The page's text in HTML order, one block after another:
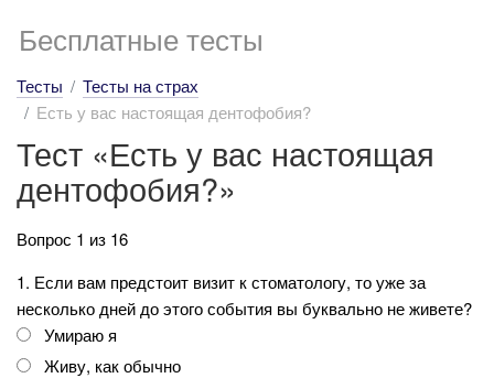
Бесплатные тесты
Тесты
Тесты на страх
Есть у вас настоящая дентофобия?
Тест «Есть у вас настоящая
дентофобия?»
Вопрос 1 из 16
1. Если вам предстоит визит к стоматологу, то уже за
несколько дней до этого события вы буквально не живете?
Умираю я
Живу, как обычно